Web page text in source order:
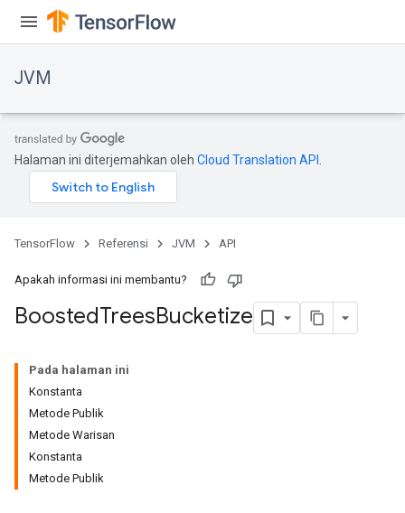
JVM
Halaman ini diterjemahkan oleh Cloud Translation API
TensorFlow Referensi JVM API
Apakah informasi ini membantu?
BoostedTreesBucketize
Pada halaman ini
Konstanta
Metode Publik
Metode Warisan
Konstanta
Metode Publik